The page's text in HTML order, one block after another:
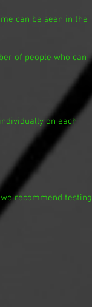
can be seen in the
of people who can
on each
recommend testing